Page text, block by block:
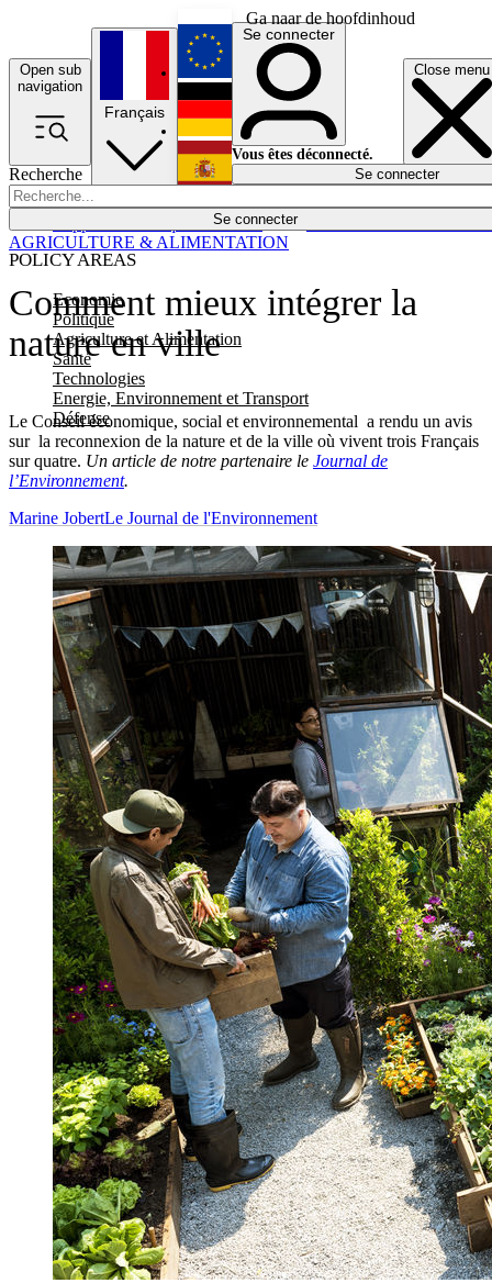
Ga naar de hoofdinhoud
Open sub
navigation
Close menu
Recherche
Se connecter
POLICY AREAS
Economie
Politique
Agriculture et Alimentation
Santé
Technologies
Energie, Environnement et Transport
Défense
Économie
Français
English
Deutsch
Español
Se connecter
Vous êtes déconnecté.
Se connecter
Comment mieux intégrer la
nature en ville
Le Conseil économique, social et environnemental a rendu un avis
sur la reconnexion de la nature et de la ville où vivent trois Français
sur quatre. Un article de notre partenaire le Journal de
l’Environnement.
AGRICULTURE & ALIMENTATION
Marine JobertLe Journal de l'Environnement